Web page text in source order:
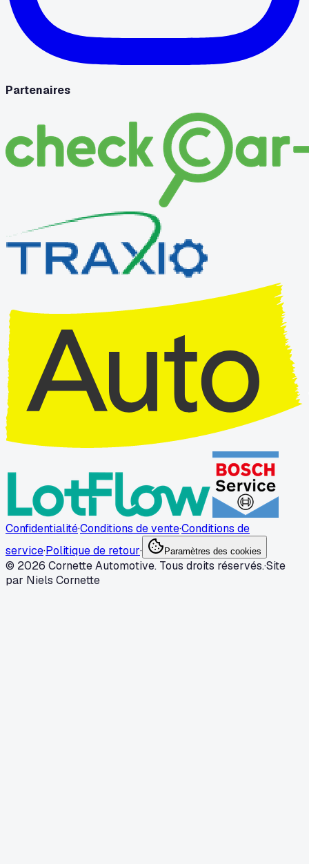
Partenaires
Confidentialité·Conditions de vente·Conditions de
service·Politique de retour· Paramètres des cookies
© 2026 Cornette Automotive. Tous droits réservés.·Site
par Niels Cornette